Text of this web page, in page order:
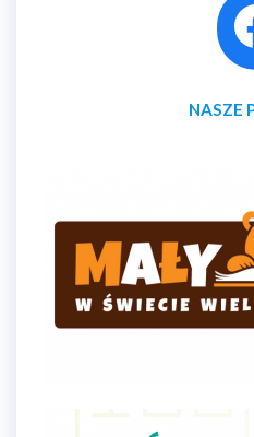
NASZE